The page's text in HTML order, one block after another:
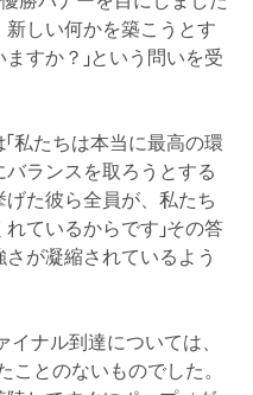
しい何かを築こうとす
すか？」という問いを受
私たちは本当に最高の環
ランスを取ろうとする
た彼ら全員が、私たち
ているからです」その答
が凝縮されているよう
ナル到達については、
ことのないものでした。